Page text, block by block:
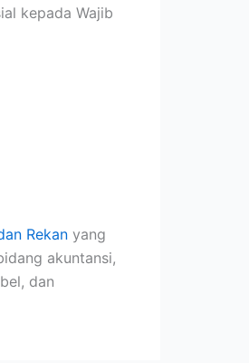
kepada Wajib
Rekan yang
akuntansi,
dan